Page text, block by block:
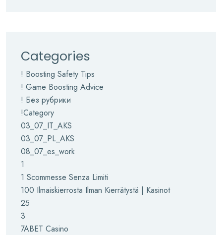
Categories
! Boosting Safety Tips
! Game Boosting Advice
! Без рубрики
!Category
03_07_IT_AKS
03_07_PL_AKS
08_07_es_work
1
1 Scommesse Senza Limiti
100 Ilmaiskierrosta Ilman Kierrätystä | Kasinot
25
3
7ABET Casino